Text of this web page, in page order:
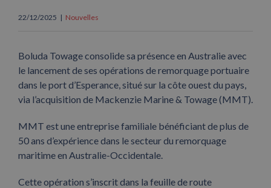
22/12/2025 | Nouvelles
Boluda Towage consolide sa présence en Australie avec
le lancement de ses opérations de remorquage portuaire
dans le port d’Esperance, situé sur la côte ouest du pays,
via l’acquisition de Mackenzie Marine & Towage (MMT).
MMT est une entreprise familiale bénéficiant de plus de
50 ans d’expérience dans le secteur du remorquage
maritime en Australie-Occidentale.
Cette opération s’inscrit dans la feuille de route